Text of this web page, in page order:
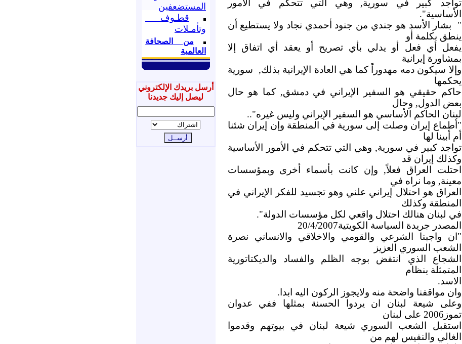
المستضعفين
قطـوف
وتأمـلات
من الصحافة
العالمية
أرسل بريدك الإلكتروني
ليصل إليك جديدنا
تواجد كبير في سورية, وهي التي تتحكم في الأمور
الأساسية".
"
بشار الأسد هو جندي من جنود أحمدي نجاد ولا يستطيع أن
ينطق بكلمة أو
يفعل أي فعل أو يدلي بأي تصريح أو يعقد أي اتفاق إلا
بمشاورة إيرانية
وإلا سيكون دمه مهدوراً كما هي العادة الإيرانية بذلك,
سورية
يحكمها
حاكم حقيقي هو السفير الإيراني في دمشق, كما هو حال
بعض الدول, وحال
لبنان الحاكم الأساسي هو السفير الإيراني وليس غيره"..
"أطماع إيران وصلت إلى سورية في المنطقة وإن إيران شئنا
أم أبينا لها
تواجد كبير في سورية, وهي التي تتحكم في الأمور الأساسية
وكذلك إيران قد
احتلت العراق فعلاً, وإن كانت بأسماء أخرى وبمؤسسات
معينة, وما نراه في
العراق هو احتلال إيراني علني وهو تجسيد للفكر الإيراني في
المنطقة وكذلك
في لبنان هنالك احتلال واقعي لكل مؤسسات الدولة".
المصدر جريدة السياسة الكويتية20/4/2007
"ان واجبنا الشرعي والقومي والاخلاقي والانساني نصرة
الشعب السوري العزيز
الشجاع الذي انتفض بوجه الظلم والفساد والديكتاتورية
المتمثلة بنظام
الاسد.
وان مواقفنا واضحة منه وﻻيجوز الركون اليه ابدا.
وعلى شيعة لبنان ان يردوا الحسنة بمثلها ففي عدوان
تموز2006 على لبنان
استقبل الشعب السوري شيعة لبنان في بيوتهم وقدموا
الغالي والنفيس لهم من